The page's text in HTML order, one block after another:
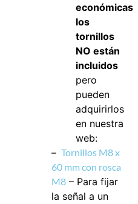
económicas
los
tornillos
NO están
incluidos
pero
pueden
adquirirlos
en nuestra
web:
– Tornillos M8 x
60 mm con rosca
M8 – Para fijar
la señal a un